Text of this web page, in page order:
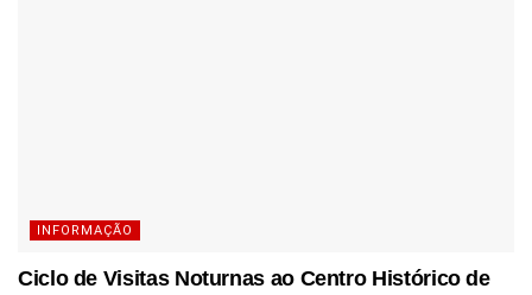
INFORMAÇÃO
Ciclo de Visitas Noturnas ao Centro Histórico de